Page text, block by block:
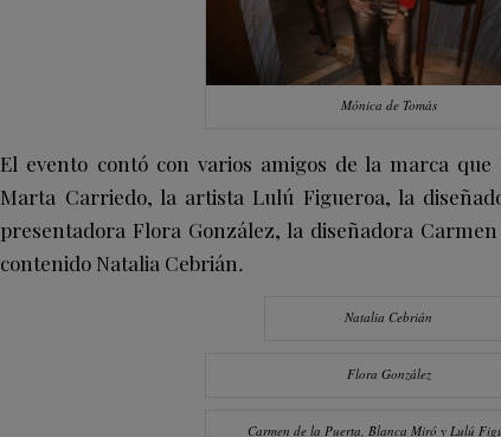
Mónica de Tomás
El evento contó con varios amigos de la marca
Marta Carriedo, la artista Lulú Figueroa, la
presentadora Flora González, la diseñadora
contenido Natalia Cebrián.
Natalia Cebrián
Flora González
Carmen de la Puerta, Blanca Miró y Lulú